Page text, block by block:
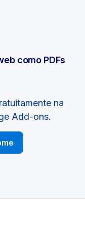
como PDFs
na
Add-ons.